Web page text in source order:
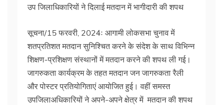
उप जिलाधिकारियों ने दिलाई मतदान में भागीदारी की शपथ
सूचना/15 फरवरी, 2024ः आगामी लोकसभा चुनाव में
शतप्रतिशत मतदान सुनिश्चित करने के संदेश के साथ विभिन्न
शिक्षण-प्रशिक्षण संस्थानों में मतदान करने की शपथ ली गई।
जागरुकता कार्यक्रम के तहत मतदान जन जागरुकता रैली
और पोस्टर प्रतियोगिताएं आयोजित हुई। वहीं समस्त
उपजिलाअधिकारियों ने अपने-अपने क्षेत्र में मतदान की शपथ